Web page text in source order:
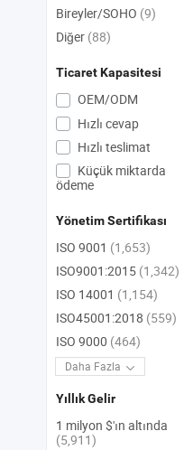
Bireyler/SOHO (9)
Diğer (88)
Ticaret Kapasitesi
OEM/ODM
Hızlı cevap
Hızlı teslimat
Küçük miktarda
ödeme
Yönetim Sertifikası
ISO 9001 (1,653)
ISO9001:2015 (1,342)
ISO 14001 (1,154)
ISO45001:2018 (559)
ISO 9000 (464)
Daha Fazla
Yıllık Gelir
1 milyon $'ın altında
(5,911)